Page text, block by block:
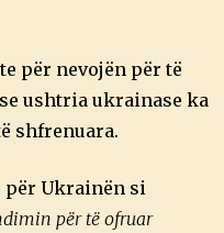
për nevojën për të
ushtria ukrainase ka
shfrenuara.
për Ukrainën si
për të ofruar